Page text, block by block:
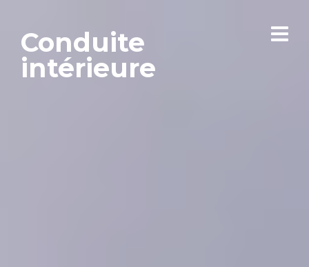
Conduite
intérieure